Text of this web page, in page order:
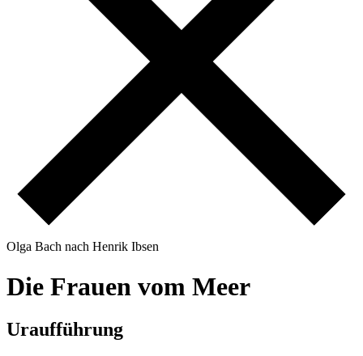
Olga Bach nach Henrik Ibsen
Die Frauen vom Meer
Uraufführung